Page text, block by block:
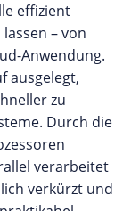
effizient
– von
Anwendung.
ausgelegt,
zu
Durch die
verarbeitet
verkürzt und